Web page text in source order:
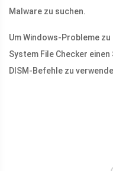
Malware zu suchen.
Um Windows-Probleme
System File Checker
DISM-Befehle zu